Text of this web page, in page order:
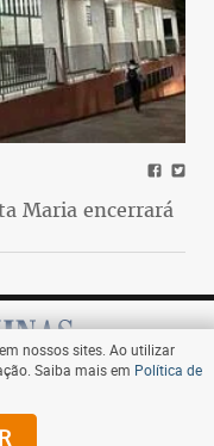
Maria encerrará
nossos sites. Ao utilizar
Saiba mais em Política de